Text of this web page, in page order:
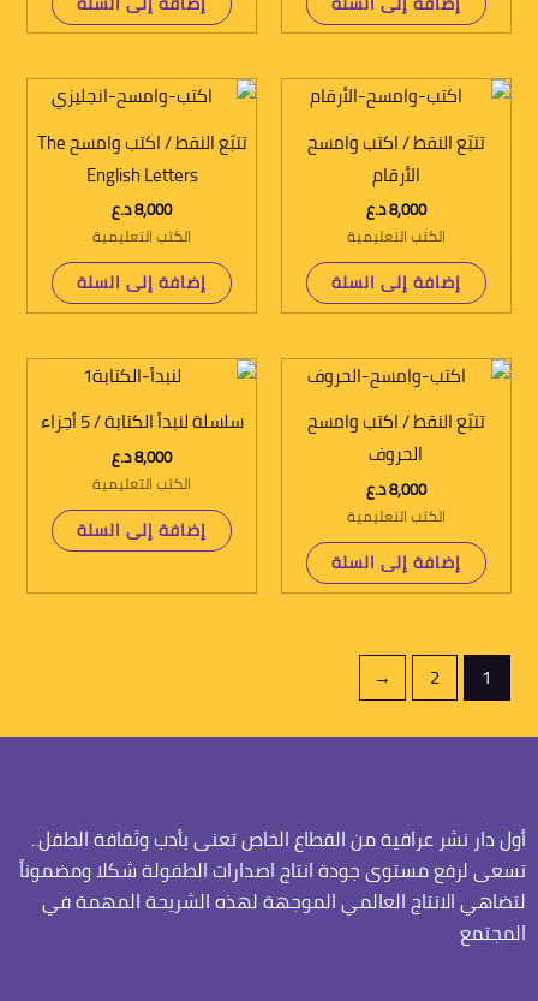
تتبّع النقط / اكتب وامسح
الأرقام
8,000د.ع
الكتب التعليمية
إضافة إلى السلة
تتبّع النقط / اكتب وامسح The
English Letters
8,000د.ع
الكتب التعليمية
إضافة إلى السلة
تتبّع النقط / اكتب وامسح
الحروف
8,000د.ع
الكتب التعليمية
إضافة إلى السلة
سلسلة لنبدأ الكتابة / 5 أجزاء
8,000د.ع
الكتب التعليمية
إضافة إلى السلة
1
2
←
أول دار نشر عراقية من القطاع الخاص تعنى بأدب وثقافة الطفل..
تسعى لرفع مستوى جودة انتاج اصدارات الطفولة شكلا ومضموناً
لتضاهي الانتاج العالمي الموجهة لهذه الشريحة المهمة في
المجتمع